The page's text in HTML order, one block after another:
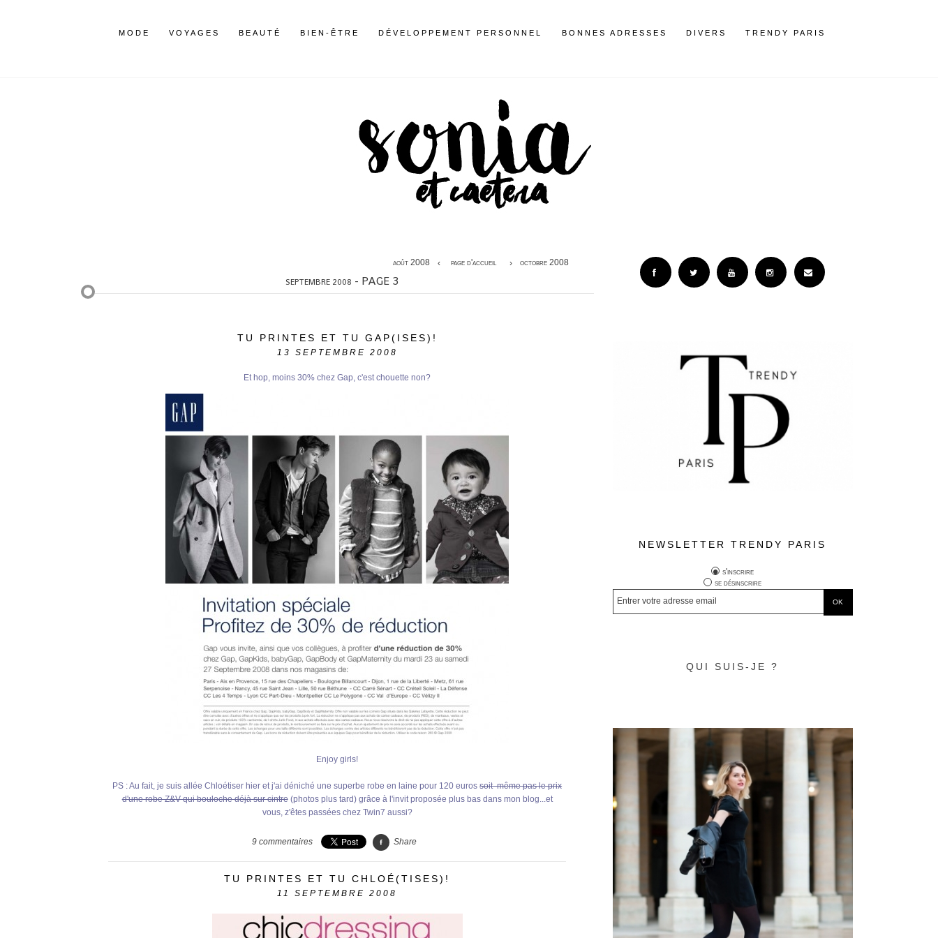
MODE VOYAGES BEAUTÉ BIEN-ÊTRE DÉVELOPPEMENT PERSONNEL BONNES ADRESSES DIVERS TRENDY PARIS
août 2008 page d'accueil octobre 2008
SEPTEMBRE 2008 - PAGE 3
TU PRINTES ET TU GAP(ISES)!
13 SEPTEMBRE 2008
Et hop, moins 30% chez Gap, c'est chouette non?
Enjoy girls!
PS : Au fait, je suis allée Chloétiser hier et j'ai déniché une superbe robe en laine pour 120 eurossoit même pas le prix
d'une robe Z&V qui bouloche déjà sur cintre(photos plus tard) grâce à l'invit proposée plus bas dans mon blog...et
vous, z'êtes passées chez Twin7 aussi?
9 commentaires Share
TU PRINTES ET TU CHLOÉ(TISES)!
11 SEPTEMBRE 2008
NEWSLETTER TRENDY PARIS
s'inscrire
se désinscrire
QUI SUIS-JE ?